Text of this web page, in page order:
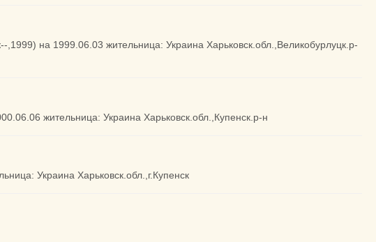
на 1999.06.03 жительница: Украина Харьковск.обл.,Великобурлуцк.р-
жительница: Украина Харьковск.обл.,Купенск.р-н
Украина Харьковск.обл.,г.Купенск